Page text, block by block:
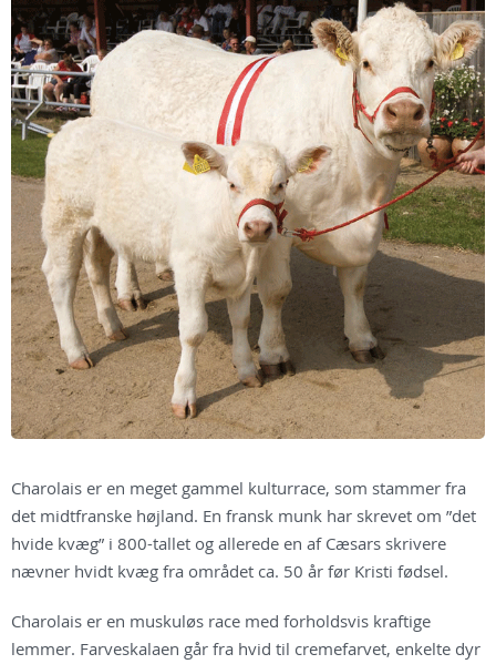
Charolais er en meget gammel kulturrace, som stammer fra
det midtfranske højland. En fransk munk har skrevet om ”det
hvide kvæg” i 800-tallet og allerede en af Cæsars skrivere
nævner hvidt kvæg fra området ca. 50 år før Kristi fødsel.
Charolais er en muskuløs race med forholdsvis kraftige
lemmer. Farveskalaen går fra hvid til cremefarvet, enkelte dyr